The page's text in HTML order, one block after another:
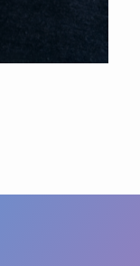
Quisque sit